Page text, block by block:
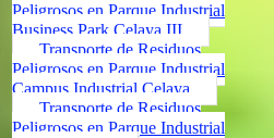
Peligrosos en Parque Industrial
Business Park Celaya III
Transporte de Residuos
Peligrosos en Parque Industrial
Campus Industrial Celaya
Transporte de Residuos
Peligrosos en Parque Industrial